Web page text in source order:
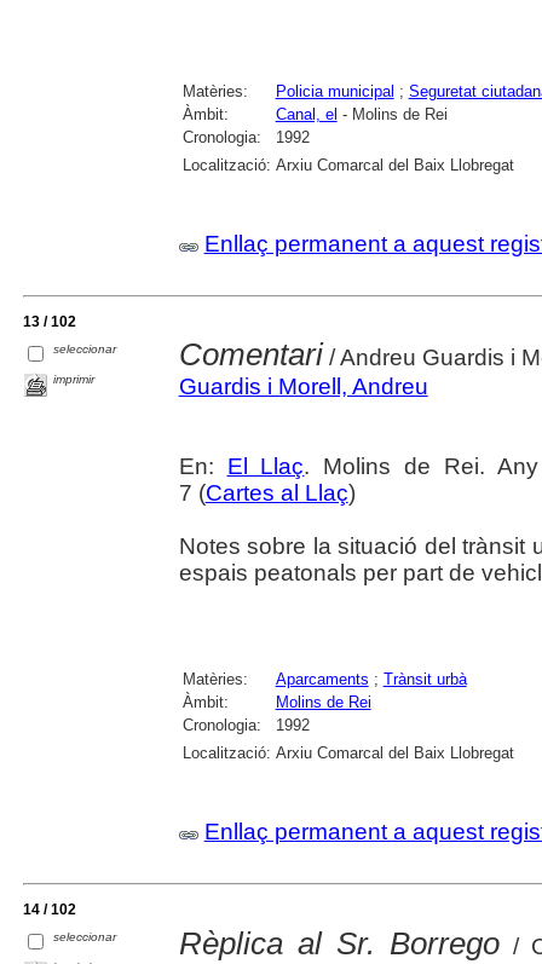
Matèries: Policia municipal ; Seguretat
Àmbit:
Canal, el - Molins de Rei
Cronologia:
1992
Localització: Arxiu Comarcal del Baix Llobregat
Enllaç permanent a aquest
13 / 102
seleccionar
imprimir
Comentari/ Andreu Guardis i
Guardis i Morell, Andreu
En: El Llaç. Molins de Rei.
7 (Cartes al Llaç)
Notes sobre la situació del trànsit
espais peatonals per part de
Matèries: Aparcaments ; Trànsit urbà
Àmbit:
Molins de Rei
Cronologia:
1992
Localització: Arxiu Comarcal del Baix Llobregat
Enllaç permanent a aquest
14 / 102
seleccionar Rèplica al Sr. Borrego /